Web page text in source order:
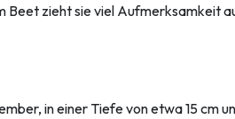
zieht sie viel Aufmerksamkeit
in einer Tiefe von etwa 15 cm